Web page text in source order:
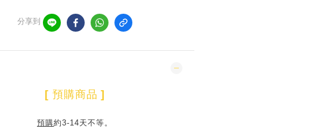
分享到
[ 預購商品 ]
預購約3-14天不等。